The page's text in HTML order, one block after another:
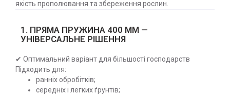
якість прополювання та збереження рослин.
1. ПРЯМА ПРУЖИНА 400 ММ —
УНІВЕРСАЛЬНЕ РІШЕННЯ
✔ Оптимальний варіант для більшості господарств
Підходить для:
ранніх обробітків;
середніх і легких ґрунтів;